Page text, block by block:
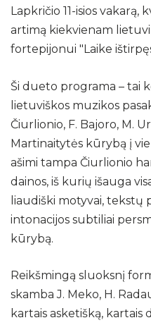
Vestibiulis
„KAIP
Edukacinis
MUZIKA"
Programa
Naujienos
Galerija
2021 m.
2022 m.
2025 m.
Dalyviai
Lapkričio 11-isios vakarą,
artimą kiekvienam
fortepijonui "Laike
Ši dueto programa – tai
lietuviškos muzikos
Čiurlionio, F. Bajoro, M.
Martinaitytės kūrybą į
ašimi tampa Čiurlionio
dainos, iš kurių išauga
liaudiški motyvai, tekstų
intonacijos subtiliai
kūrybą.
Reikšmingą sluoksnį
skamba J. Meko, H.
kartais asketišką,